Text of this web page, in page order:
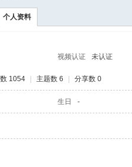
个人资料
视频认证 未认证
1054 主题数 6 分享数 0
生日 -